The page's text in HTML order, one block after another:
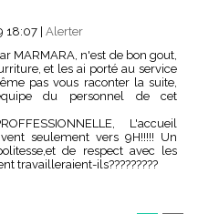
18:07 | Alerter
MARMARA, n'est de bon gout,
et les ai porté au service
pas vous raconter la suite,
du personnel de cet
L'accueil
seulement vers 9H!!!!! Un
de respect avec les
travailleraient-ils?????????